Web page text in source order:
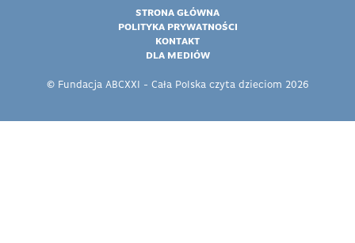
© Fundacja ABCXXI - Cała Polska czyta dzieciom 2026
STRONA GŁÓWNA
POLITYKA PRYWATNOŚCI
KONTAKT
DLA MEDIÓW